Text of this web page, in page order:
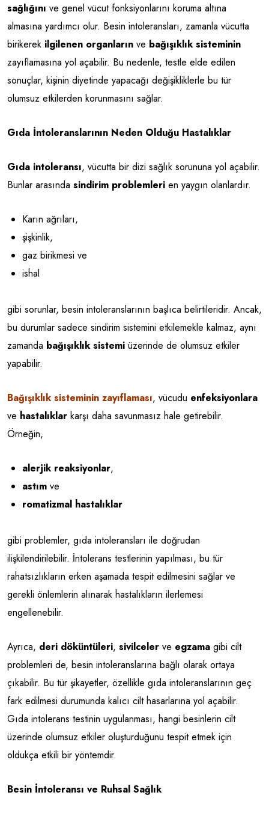
sağlığını ve genel vücut fonksiyonlarını koruma altına
almasına yardımcı olur. Besin intoleransları, zamanla vücutta
birikerek ilgilenen organların ve bağışıklık sisteminin
zayıflamasına yol açabilir. Bu nedenle, testle elde edilen
sonuçlar, kişinin diyetinde yapacağı değişikliklerle bu tür
olumsuz etkilerden korunmasını sağlar.
Gıda İntoleranslarının Neden Olduğu Hastalıklar
Gıda intoleransı, vücutta bir dizi sağlık sorununa yol açabilir.
Bunlar arasında sindirim problemleri en yaygın olanlardır.
Karın ağrıları,
şişkinlik,
gaz birikmesi ve
ishal
gibi sorunlar, besin intoleranslarının başlıca belirtileridir. Ancak,
bu durumlar sadece sindirim sistemini etkilemekle kalmaz, aynı
zamanda bağışıklık sistemi üzerinde de olumsuz etkiler
yapabilir.
Bağışıklık sisteminin zayıflaması, vücudu enfeksiyonlara
ve hastalıklar karşı daha savunmasız hale getirebilir.
Örneğin,
alerjik reaksiyonlar,
astım ve
romatizmal hastalıklar
gibi problemler, gıda intoleransları ile doğrudan
ilişkilendirilebilir. İntolerans testlerinin yapılması, bu tür
rahatsızlıkların erken aşamada tespit edilmesini sağlar ve
gerekli önlemlerin alınarak hastalıkların ilerlemesi
engellenebilir.
Ayrıca, deri döküntüleri, sivilceler ve egzama gibi cilt
problemleri de, besin intoleranslarına bağlı olarak ortaya
çıkabilir. Bu tür şikayetler, özellikle gıda intoleranslarının geç
fark edilmesi durumunda kalıcı cilt hasarlarına yol açabilir.
Gıda intolerans testinin uygulanması, hangi besinlerin cilt
üzerinde olumsuz etkiler oluşturduğunu tespit etmek için
oldukça etkili bir yöntemdir.
Besin İntoleransı ve Ruhsal Sağlık